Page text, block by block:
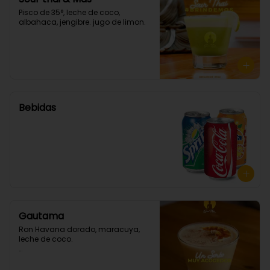
Pisco de 35°, leche de coco,
albahaca, jengibre. jugo de limon.
Bebidas
Gautama
Ron Havana dorado, maracuya,
leche de coco.